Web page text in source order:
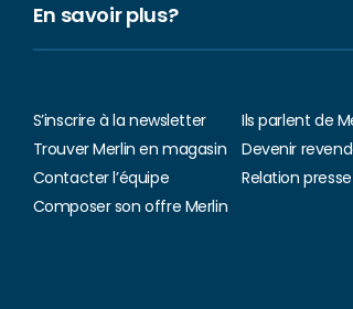
En savoir plus?
S’inscrire à la newsletter
Ils parlent de
Trouver Merlin en magasin
Devenir
Contacter l’équipe
Relation presse
Composer son offre Merlin